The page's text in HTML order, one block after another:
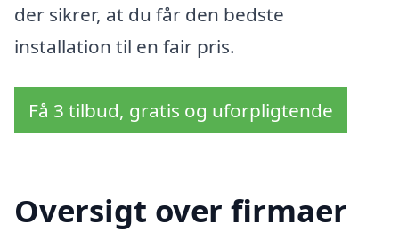
der sikrer, at du får den bedste
installation til en fair pris.
Få 3 tilbud, gratis og uforpligtende
Oversigt over firmaer